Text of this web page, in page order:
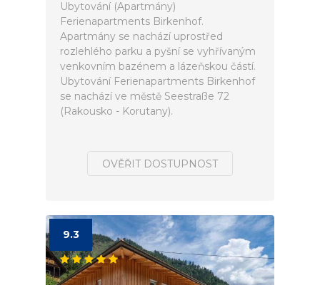
Ubytování (Apartmány)
Ferienapartments Birkenhof.
Apartmány se nachází uprostřed
rozlehlého parku a pyšní se vyhřívaným
venkovním bazénem a lázeňskou částí.
Ubytování Ferienapartments Birkenhof
se nachází ve městě Seestraße 72
(Rakousko - Korutany).
OVĚŘIT DOSTUPNOST
9.3